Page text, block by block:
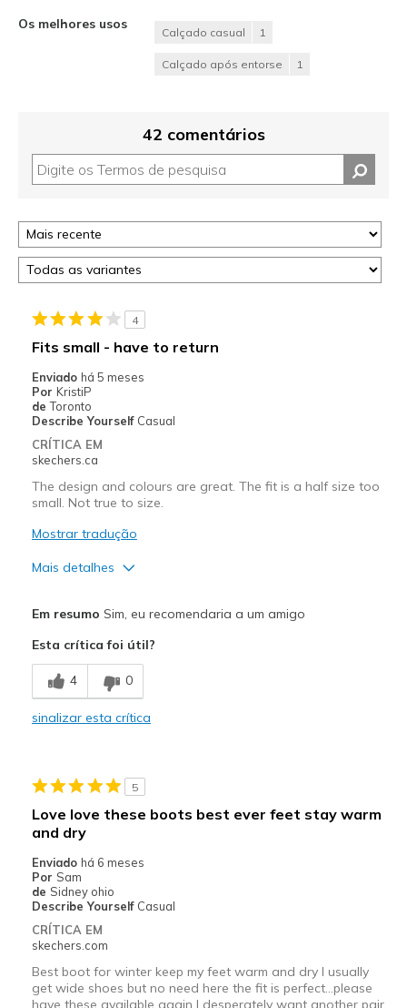
Os melhores usos
Calçado casual 1
Calçado após entorse 1
42 comentários
4
Fits small - have to return
Enviado há 5 meses
Por KristiP
de Toronto
Describe Yourself Casual
CRÍTICA EM
skechers.ca
The design and colours are great. The fit is a half size too
small. Not true to size.
Mostrar tradução
Mais detalhes
Melhores utilizações
Casual Wear
View On Shoes
Shoes are for Wearing
Em resumo Sim, eu recomendaria a um amigo
Esta crítica foi útil?
4 0
sinalizar esta crítica
5
Love love these boots best ever feet stay warm
and dry
Enviado há 6 meses
Por Sam
de Sidney ohio
Describe Yourself Casual
CRÍTICA EM
skechers.com
Best boot for winter keep my feet warm and dry I usually
get wide shoes but no need here the fit is perfect...please
have these available again I desperately want another pair